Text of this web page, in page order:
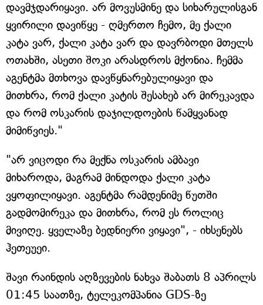
დავმჯდარიყავი. არ მოვუსმინე და სიხარულისგან
ყვირილი დავიწყე - ღმერთო ჩემო, მე ქალი
კატა ვარ, ქალი კატა ვარ და დავრბოდი მთელს
ოთახში, ასეთი შოკი არასდროს მქონია. ჩემმა
აგენტმა მთხოვა დავწყნარებულიყავი და
მითხრა, რომ ქალი კატის შესახებ არ მირეკავდა
და რომ ოსკარის დაჯილდოების წამყვანად
მიმიწვიეს."
"არ ვიცოდი რა მექნა ოსკარის ამბავი
მიხაროდა, მაგრამ მინდოდა ქალი კატა
ვყოფილიყავი. აგენტმა რამდენიმე წუთში
გადმომირეკა და მითხრა, რომ ეს როლიც
მივიღე. ყველაზე ბედნიერი ვიყავი", - იხსენებს
ჰეთეუეი.
შავი რაინდის აღზევების ნახვა შაბათს 8 აპრილს
01:45 საათზე, ტელეკომპანია GDS-ზე